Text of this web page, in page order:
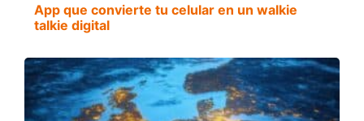
App que convierte tu celular en un walkie
talkie digital